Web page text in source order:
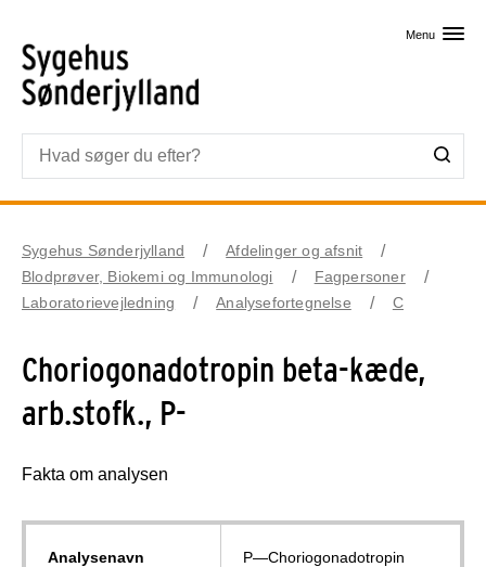
Menu
Sygehus Sønderjylland
Afdelinger og afsnit
Blodprøver, Biokemi og Immunologi
Fagpersoner
Laboratorievejledning
Analysefortegnelse C
Choriogonadotropin beta-kæde,
arb.stofk., P-
Fakta om analysen
Analysenavn
P—Choriogonadotropin